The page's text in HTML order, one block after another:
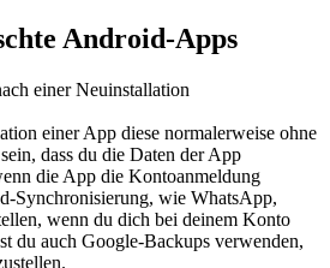
Android-Apps
einer Neuinstallation
einer App diese normalerweise ohne
dass du die Daten der App
die App die Kontoanmeldung
Synchronisierung, wie WhatsApp,
wenn du dich bei deinem Konto
du auch Google-Backups verwenden,